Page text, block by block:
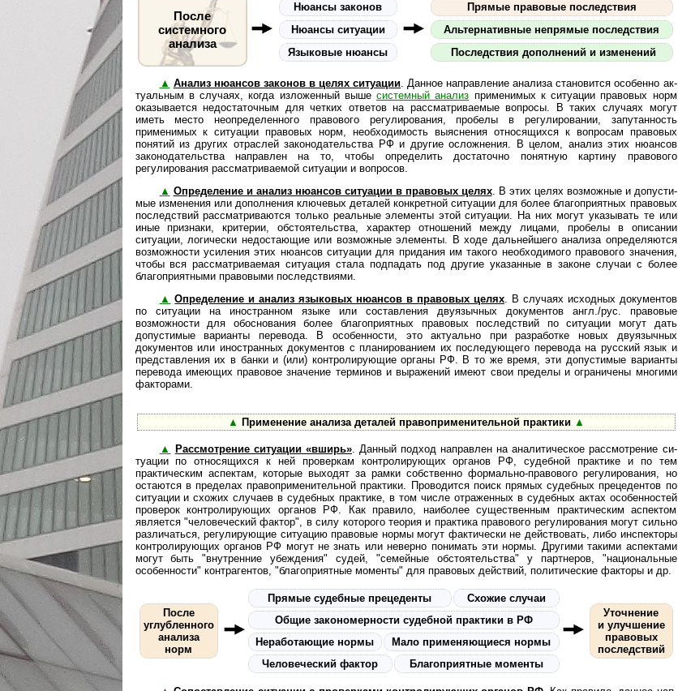
После
системного
анализа
Нюансы законов
Нюансы ситуации
Языковые нюансы
Прямые правовые последствия
Альтернативные непрямые последствия
Последствия дополнений и изменений
▲ Анализ нюансов законов в целях ситуации. Данное направление анализа становится особенно ак­
ту­аль­ным в случаях, когда изложенный выше системный анализ применимых к ситуации правовых норм
оказывается недостаточным для четких ответов на рассматриваемые вопросы. В таких случаях могут
иметь место неопределенного правового регулирования, пробелы в регулировании, запутанность
применимых к ситуации правовых норм, необходимость выяснения относящихся к вопросам правовых
понятий из других отраслей законодательства РФ и другие осложнения. В целом, анализ этих нюансов
законодательства направлен на то, чтобы определить достаточно понятную картину правового
регулирования рассматриваемой ситуации и вопросов.
▲ Определение и анализ нюансов ситуации в правовых целях. В этих целях возможные и до­пу­с­ти­
мые изменения или до­пол­не­ния ключевых деталей конкретной ситуации для более благоприятных правовых
последствий рассматриваются только реальные элементы этой ситуации. На них могут указывать те или
иные признаки, критерии, обстоятельства, характер отношений между лицами, пробелы в описании
ситуации, логически недостающие или возможные элементы. В ходе дальнейшего анализа определяются
возможности усиления этих нюансов ситуации для придания им такого необходимого правового значения,
чтобы вся рассматриваемая ситуация стала подпадать под другие указанные в законе случаи с более
благоприятными правовыми последствиями.
▲ Определение и анализ языковых нюансов в правовых целях. В случаях исходных документов
по ситуации на иностранном языке или составления двуязычных документов англ./рус. правовые
возможности для обоснования более благоприятных правовых последствий по ситуации могут дать
допустимые варианты перевода. В особенности, это актуально при разработке новых двуязычных
документов или иностранных документов с планированием их последующего перевода на русский язык и
представления их в банки и (или) контролирующие органы РФ. В то же время, эти допустимые варианты
перевода имеющих правовое значение терминов и выражений имеют свои пределы и ограничены многими
факторами.
▲ Применение анализа деталей правоприменительной практики ▲
▲ Рассмотрение ситуации «вширь». Данный подход направлен на ана­ли­ти­чес­кое рассмотрение си­
ту­а­ции по относящихся к ней проверкам контролирующих органов РФ, судебной практике и по тем
практическим аспектам, которые выходят за рамки собственно формально-правового регулирования, но
остаются в пределах правоприменительной практики. Проводится поиск прямых судебных прецедентов по
ситуации и схожих случаев в судебных практике, в том числе отраженных в судебных актах особенностей
проверок контролирующих органов РФ. Как правило, наиболее существенным практическим аспектом
является "человеческий фактор", в силу которого теория и практика правового регулирования могут сильно
различаться, регулирующие ситуацию правовые нормы могут фактически не действовать, либо инспекторы
контролирующих органов РФ могут не знать или неверно понимать эти нормы. Другими такими аспектами
могут быть "внутренние убеждения" судей, "семейные обстоятельства" у партнеров, "национальные
особенности" контрагентов, "благоприятные моменты" для правовых действий, политические факторы и др.
После
углубленного
анализа
норм
Прямые судебные прецеденты
Схожие случаи
Общие закономерности судебной практики в РФ
Нера­бо­та­ю­щие нормы
Мало при­ме­ня­ю­щи­еся нормы
Человеческий фактор
Благоприятные моменты
Уточнение
и улучшение
правовых
последствий